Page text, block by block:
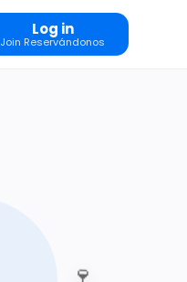
Log in
Join Reservándonos